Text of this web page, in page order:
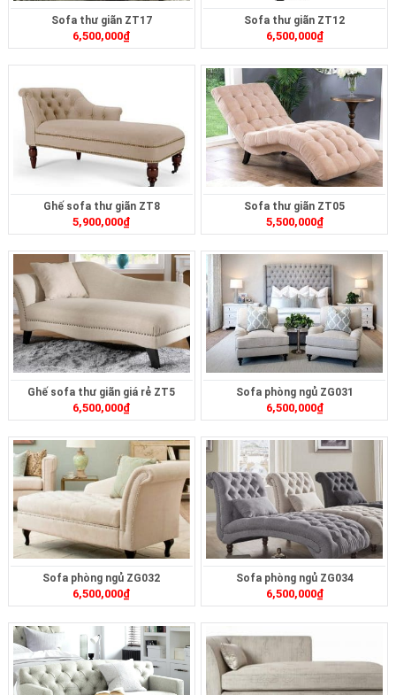
Sofa thư giãn ZT17
6,500,000₫
Sofa thư giãn ZT12
6,500,000₫
Ghế sofa thư giãn ZT8
5,900,000₫
Sofa thư giãn ZT05
5,500,000₫
Ghế sofa thư giãn giá rẻ ZT5
6,500,000₫
Sofa phòng ngủ ZG031
6,500,000₫
Sofa phòng ngủ ZG032
6,500,000₫
Sofa phòng ngủ ZG034
6,500,000₫